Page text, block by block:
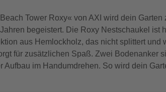
Tower Roxy« von AXI wird dein
begeistert. Die Roxy Nestschaukel
aus Hemlockholz, das nicht splittert
für zusätzlichen Spaß. Zwei Bodenanker
Aufbau im Handumdrehen. So wird dein